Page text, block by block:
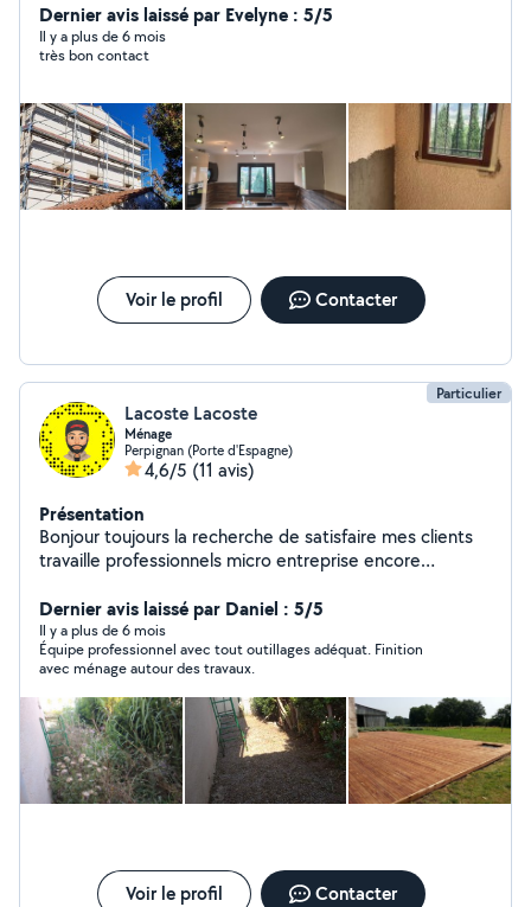
Dernier avis laissé par Evelyne : 5/5
Il y a plus de 6 mois
très bon contact
Voir le profil Contacter
Particulier
Lacoste Lacoste
Ménage
Perpignan (Porte d'Espagne)
4,6/5 (11 avis)
Présentation
Bonjour toujours la recherche de satisfaire mes clients
travaille professionnels micro entreprise encore
remise en état et entretien des bâtiments maison
appartement.
Dernier avis laissé par Daniel : 5/5
Il y a plus de 6 mois
Équipe professionnel avec tout outillages adéquat. Finition
avec ménage autour des travaux.
Voir le profil Contacter